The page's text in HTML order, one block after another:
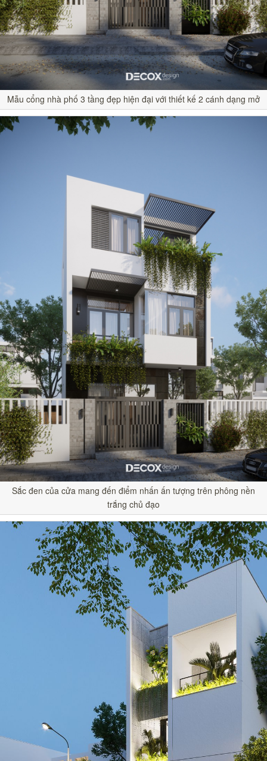
Mẫu cổng nhà phố 3 tầng đẹp hiện đại với thiết kế 2 cánh dạng mở
Sắc đen của cửa mang đến điểm nhấn ấn tượng trên phông nền
trắng chủ đạo